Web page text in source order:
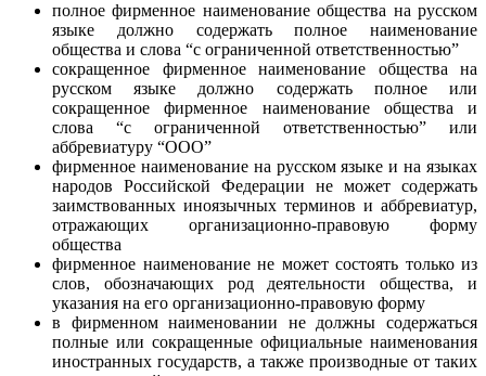
полное фирменное наименование общества на русском
языке должно содержать полное наименование
общества и слова “с ограниченной ответственностью”
сокращенное фирменное наименование общества на
русском языке должно содержать полное или
сокращенное фирменное наименование общества и
слова “с ограниченной ответственностью” или
аббревиатуру “ООО”
фирменное наименование на русском языке и на языках
народов Российской Федерации не может содержать
заимствованных иноязычных терминов и аббревиатур,
отражающих организационно-правовую форму
общества
фирменное наименование не может состоять только из
слов, обозначающих род деятельности общества, и
указания на его организационно-правовую форму
в фирменном наименовании не должны содержаться
полные или сокращенные официальные наименования
иностранных государств, а также производные от таких